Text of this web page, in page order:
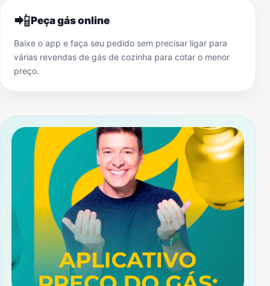
📲Peça gás online
Baixe o app e faça seu pedido sem precisar ligar para
várias revendas de gás de cozinha para cotar o menor
preço.